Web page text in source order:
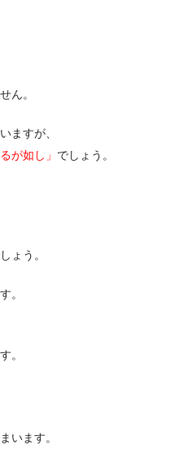
ん。
ますが、
が如し」 でしょう。
ょう。
。
。
います。